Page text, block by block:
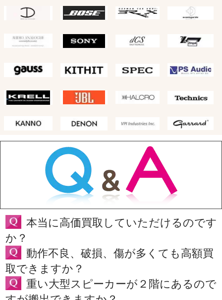
本当に高価買取していただけるのです
か？
動作不良、破損、傷が多くても高額買
取できますか？
重い大型スピーカーが２階にあるので